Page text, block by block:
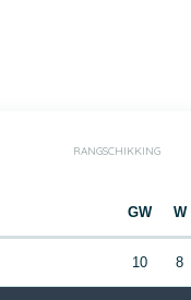
RANGSCHIKKING
GW W
10 8